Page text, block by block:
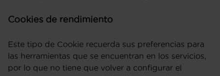
Cookies de rendimiento
Este tipo de Cookie recuerda sus preferencias para
las herramientas que se encuentran en los servicios,
por lo que no tiene que volver a configurar el